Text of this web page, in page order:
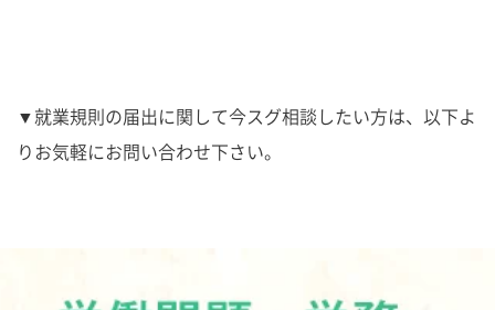
▼就業規則の届出に関して今スグ相談したい方は、以下よ
りお気軽にお問い合わせ下さい。